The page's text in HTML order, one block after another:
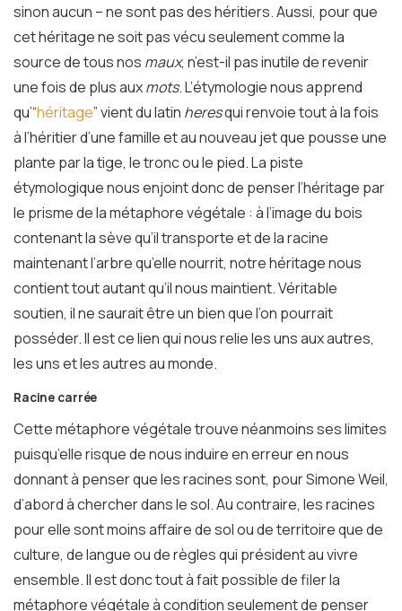
sinon aucun – ne sont pas des héritiers. Aussi, pour que
cet héritage ne soit pas vécu seulement comme la
source de tous nos maux, n’est-il pas inutile de revenir
une fois de plus auxmots. L’étymologie nous apprend
qu’“héritage” vient du latin heresqui renvoie tout à la fois
à l’héritier d’une famille et au nouveau jet que pousse une
plante par la tige, le tronc ou le pied. La piste
étymologique nous enjoint donc de penser l’héritage par
le prisme de la métaphore végétale : à l’image du bois
contenant la sève qu’il transporte et de la racine
maintenant l’arbre qu’elle nourrit, notre héritage nous
contient tout autant qu’il nous maintient. Véritable
soutien, il ne saurait être un bien que l’on pourrait
posséder. Il est ce lien qui nous relie les uns aux autres,
les uns et les autres au monde.
Racine carrée
Cette métaphore végétale trouve néanmoins ses limites
puisqu’elle risque de nous induire en erreur en nous
donnant à penser que les racines sont, pour Simone Weil,
d’abord à chercher dans le sol. Au contraire, les racines
pour elle sont moins affaire de sol ou de territoire que de
culture, de langue ou de règles qui président au vivre
ensemble. Il est donc tout à fait possible de filer la
métaphore végétale à condition seulement de penser